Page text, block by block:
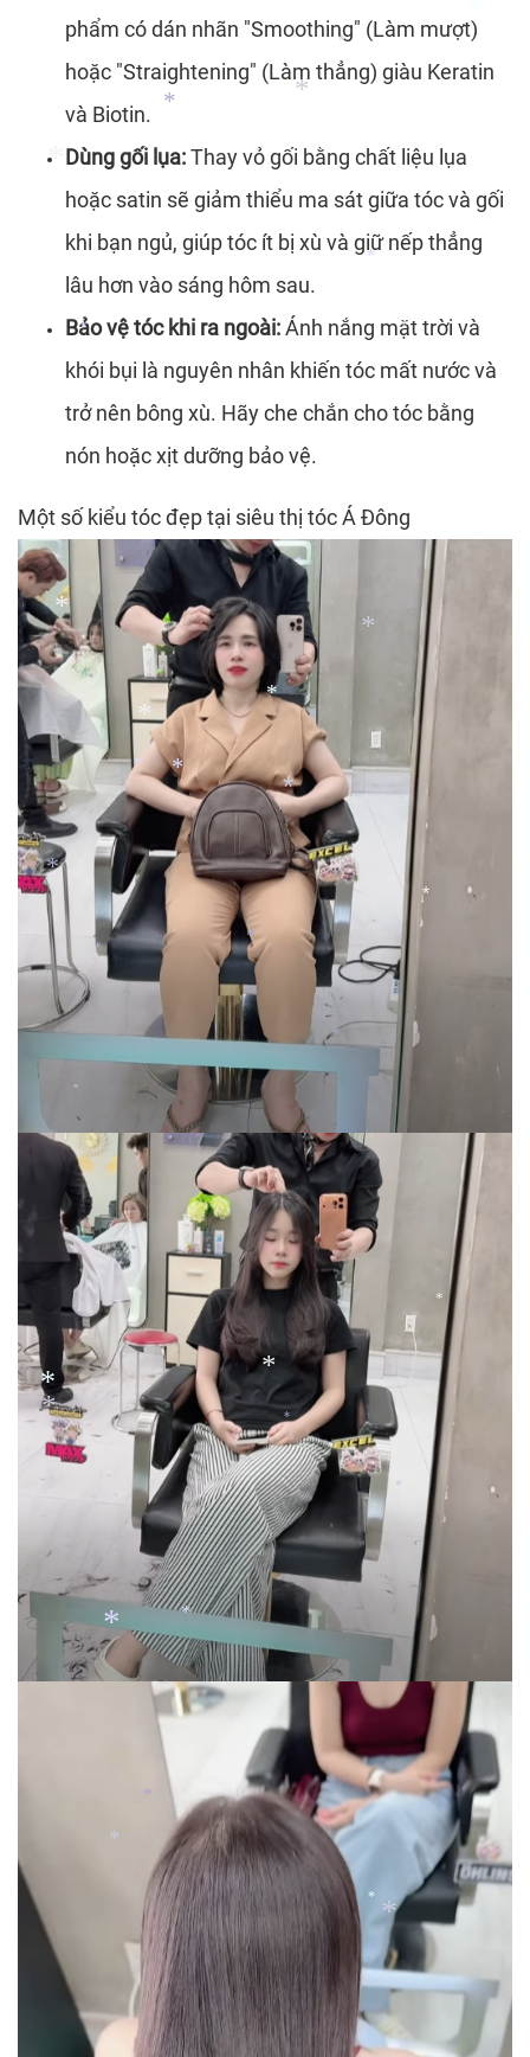
*
*
*
*
*
*
*
*
*
*
*
*
*
*
*
*
*
*
*
*
*
*
*
phẩm có dán nhãn "Smoothing" (Làm mượt)
hoặc "Straightening" (Làm thẳng) giàu Keratin
và Biotin.
Dùng gối lụa:Thay vỏ gối bằng chất liệu lụa
hoặc satin sẽ giảm thiểu ma sát giữa tóc và gối
khi bạn ngủ, giúp tóc ít bị xù và giữ nếp thẳng
lâu hơn vào sáng hôm sau.
Bảo vệ tóc khi ra ngoài:Ánh nắng mặt trời và
khói bụi là nguyên nhân khiến tóc mất nước và
trở nên bông xù. Hãy che chắn cho tóc bằng
nón hoặc xịt dưỡng bảo vệ.
Một số kiểu tóc đẹp tại siêu thị tóc Á Đông